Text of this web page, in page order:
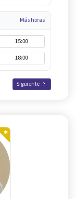
Más horas
15:00
18:00
Siguiente